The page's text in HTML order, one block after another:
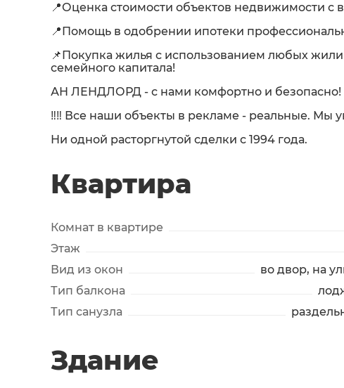
📍Оценка стоимости объектов недвижимости с
📍Помощь в одобрении ипотеки
📌Покупка жилья с использованием любых
семейного капитала!
АН ЛЕНДЛОРД - с нами комфортно и безопасно!
‼️‼️ Все наши объекты в рекламе - реальные. Мы
Ни одной расторгнутой сделки с 1994 года.
Квартира
Комнат в квартире
Этаж
Вид из окон
во двор, на
Тип балкона
Тип санузла
Здание